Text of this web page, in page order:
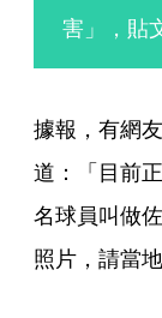
害」，貼
據報，有網
道：「目前
名球員叫做
照片，請當